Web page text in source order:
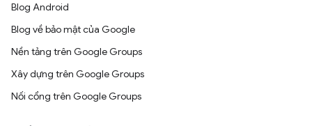
Blog Android
Blog về bảo mật của Google
Nền tảng trên Google Groups
Xây dựng trên Google Groups
Nối cổng trên Google Groups